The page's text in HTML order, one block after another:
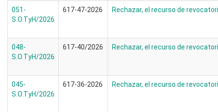
051-
S.O.TyH/2026
617-47-2026 Rechazar, el recurso de
048-
S.O.TyH/2026
617-40/2026 Rechazar, el recurso de
045-
S.O.TyH/2026
617-36-2026 Rechazar, el recurso de